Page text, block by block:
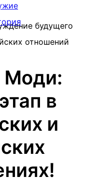
будущего
отношений
Моди:
в
и